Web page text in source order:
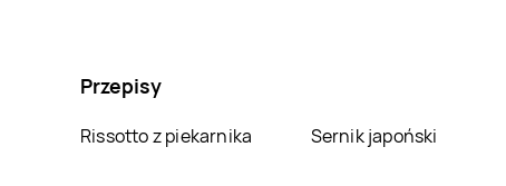
Przepisy
Rissotto z piekarnika Sernik japoński